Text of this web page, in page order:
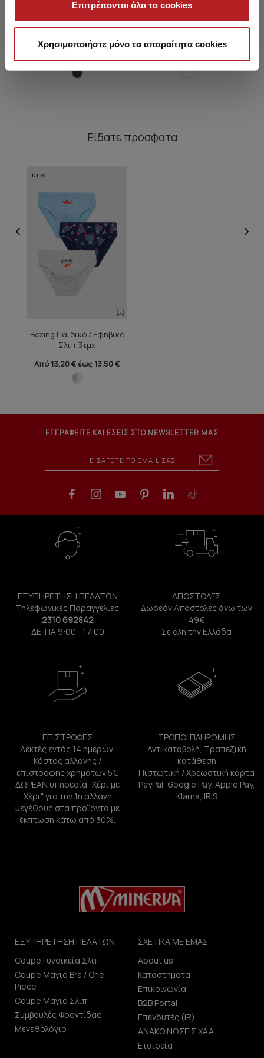
Επιτρέπονται όλα τα cookies
Χρησιμοποιήστε μόνο τα απαραίτητα cookies
Rocket Παιδικό Σλιπ
5,65 €
Megaphone Παιδικό Σλιπ
3,70 €
Είδατε πρόσφατα
NEW
Boxing Παιδικό / Εφηβικό
Σλιπ 3τμχ
Από 13,20 € έως 13,50 €
ΕΓΓΡΑΦΕΙΤΕ ΚΑΙ ΕΣΕΙΣ ΣΤΟ NEWSLETTER ΜΑΣ
ΕΞΥΠΗΡΕΤΗΣΗ ΠΕΛΑΤΩΝ
Τηλεφωνικές Παραγγελίες
2310 692842
ΔΕ-ΠΑ 9:00 - 17:00
ΑΠΟΣΤΟΛΕΣ
Δωρεάν Αποστολές άνω των
49€
Σε όλη την Ελλάδα
ΕΠΙΣΤΡΟΦΕΣ
Δεκτές εντός 14 ημερών.
Κόστος αλλαγής /
επιστροφής χρημάτων 5€.
ΔΩΡΕΑΝ υπηρεσία "Χέρι με
Χέρι" για την 1η αλλαγή
μεγέθους στα προϊόντα με
έκπτωση κάτω από 30%.
ΤΡΟΠΟΙ ΠΛΗΡΩΜΗΣ
Αντικαταβολή, Τραπεζική
κατάθεση
Πιστωτική / Χρεωστική κάρτα
PayPal, Google Pay, Apple Pay,
Klarna, IRIS
ΕΞΥΠΗΡΕΤΗΣΗ ΠΕΛΑΤΩΝ
Coupe Γυναικεία Σλιπ
Coupe Μαγιό Bra / One-
Piece
Coupe Μαγιό Σλιπ
Συμβουλές Φροντίδας
Μεγεθολόγιο
ΣΧΕΤΙΚΑ ΜΕ ΕΜΑΣ
About us
Καταστήματα
Επικοινωνία
B2B Portal
Επενδυτές (IR)
ΑΝΑΚΟΙΝΩΣΕΙΣ ΧΑΑ
Εταιρεία